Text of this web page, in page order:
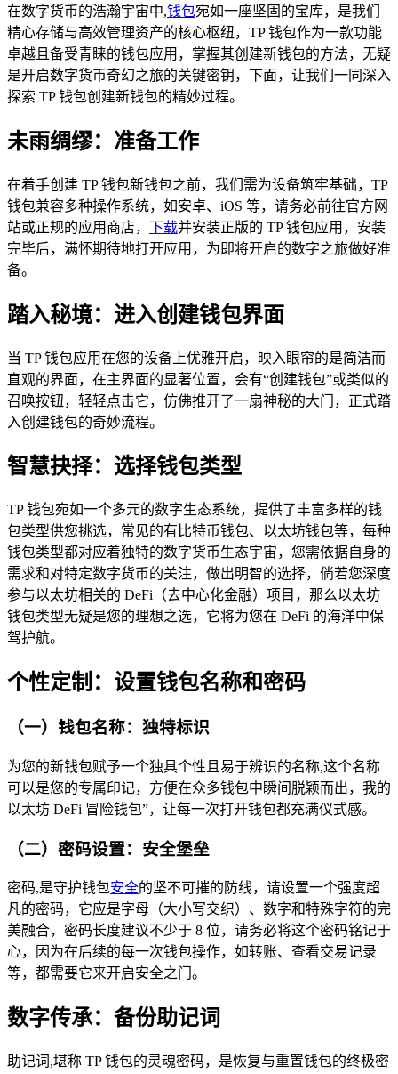
在数字货币的浩瀚宇宙中,钱包宛如一座坚固的宝库，是我们
精心存储与高效管理资产的核心枢纽，TP 钱包作为一款功能
卓越且备受青睐的钱包应用，掌握其创建新钱包的方法，无疑
是开启数字货币奇幻之旅的关键密钥，下面，让我们一同深入
探索 TP 钱包创建新钱包的精妙过程。
未雨绸缪：准备工作
在着手创建 TP 钱包新钱包之前，我们需为设备筑牢基础，TP
钱包兼容多种操作系统，如安卓、iOS 等，请务必前往官方网
站或正规的应用商店， 下载并安装正版的 TP 钱包应用，安装
完毕后，满怀期待地打开应用，为即将开启的数字之旅做好准
备。
踏入秘境：进入创建钱包界面
当 TP 钱包应用在您的设备上优雅开启，映入眼帘的是简洁而
直观的界面，在主界面的显著位置，会有“创建钱包”或类似的
召唤按钮，轻轻点击它，仿佛推开了一扇神秘的大门，正式踏
入创建钱包的奇妙流程。
智慧抉择：选择钱包类型
TP 钱包宛如一个多元的数字生态系统，提供了丰富多样的钱
包类型供您挑选，常见的有比特币钱包、以太坊钱包等，每种
钱包类型都对应着独特的数字货币生态宇宙，您需依据自身的
需求和对特定数字货币的关注，做出明智的选择，倘若您深度
参与以太坊相关的 DeFi（去中心化金融）项目，那么以太坊
钱包类型无疑是您的理想之选，它将为您在 DeFi 的海洋中保
驾护航。
个性定制：设置钱包名称和密码
（一）钱包名称：独特标识
为您的新钱包赋予一个独具个性且易于辨识的名称,这个名称
可以是您的专属印记，方便在众多钱包中瞬间脱颖而出，我的
以太坊 DeFi 冒险钱包”，让每一次打开钱包都充满仪式感。
（二）密码设置：安全堡垒
密码,是守护钱包安全的坚不可摧的防线，请设置一个强度超
凡的密码，它应是字母（大小写交织）、数字和特殊字符的完
美融合，密码长度建议不少于 8 位，请务必将这个密码铭记于
心，因为在后续的每一次钱包操作，如转账、查看交易记录
等，都需要它来开启安全之门。
数字传承：备份助记词
助记词,堪称 TP 钱包的灵魂密码，是恢复与重置钱包的终极密